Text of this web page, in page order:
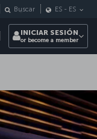
Buscar ES - ES
INICIAR SESIÓN
or become a member